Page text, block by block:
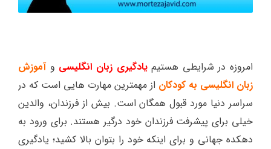
امروزه در شرایطی هستیمیادگیری زبان انگلیسی وآموزش
زبان انگلیسی به کودکان از مهمترین مهارت هایی است که در
سراسر دنیا مورد قبول همگان است. بیش از فرزندان، والدین
خیلی برای پیشرفت فرزندان خود درگیر هستند. برای ورود به
دهکده جهانی و برای اینکه خود را بتوان بالا کشید؛ یادگیری